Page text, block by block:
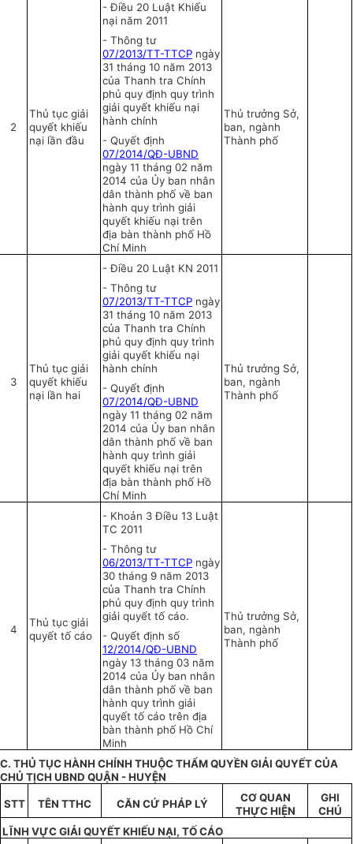
2
Thủ tục giải
quyết khiếu
nại lần đầu
-Điều 20 Luật Khiếu
nại năm 2011
-Thông tư
07/2013/TT-TTCP ngày
31 tháng 10 năm 2013
của Thanh tra Chính
phủ quy định quy trình
giải quyết khiếu nại
hành chính
-Quyết định
07/2014/QĐ-UBND
ngày 11 tháng 02 năm
2014 của Ủy ban nhân
dân thành phố về ban
hành quy trình giải
quyết khiếu nại trên
địa bàn thành phố Hồ
Chí Minh
Thủ trưởng Sở,
ban, ngành
Thành phố
3
Thủ tục giải
quyết khiếu
nại lần hai
- Điều 20 Luật KN 2011
- Thông tư
07/2013/TT-TTCP ngày
31 tháng 10 năm 2013
của Thanh tra Chính
phủ quy định quy trình
giải quyết khiếu nại
hành chính
- Quyết định
07/2014/QĐ-UBND
ngày 11 tháng 02 năm
2014 của Ủy ban nhân
dân thành phố về ban
hành quy trình giải
quyết khiếu nại trên
địa bàn thành phố Hồ
Chí Minh
Thủ trưởng Sở,
ban, ngành
Thành phố
4
Thủ tục giải
quyết tố cáo
- Khoản 3 Điều 13 Luật
TC 2011
-Thông tư
06/2013/TT-TTCP ngày
30 tháng 9 năm 2013
của Thanh tra Chính
phủ quy định quy trình
giải quyết tố cáo.
-Quyết định số
12/2014/QĐ-UBND
ngày 13 tháng 03 năm
2014 của Ủy ban nhân
dân thành phố về ban
hành quy trình giải
quyết tố cáo trên địa
bàn thành phố Hồ Chí
Minh
Thủ trưởng Sở,
ban, ngành
Thành phố
C. THỦ TỤC HÀNH CHÍNH THUỘC THẨM QUYỀN GIẢI QUYẾT CỦA
CHỦ TỊCH UBND QUẬN - HUYỆN
STT TÊN TTHC CĂN CỨ PHÁP LÝ CƠQUAN
THỰC HIỆN
GHI
CHÚ
LĨNH VỰCGIẢI QUYẾT KHIẾU NẠI, TỐCÁO